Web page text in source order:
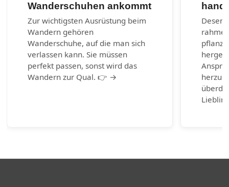
Wanderschuhen ankommt
Zur wichtigsten Ausrüstung beim
Wandern gehören
Wanderschuhe, auf die man sich
verlassen kann. Sie müssen
perfekt passen, sonst wird das
Wandern zur Qual. 👉 →